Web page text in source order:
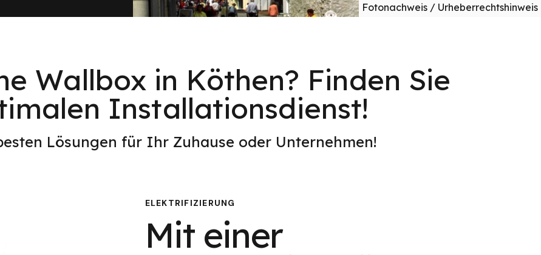
Fotonachweis / Urheberrechtshinweis
Wallbox in Köthen? Finden Sie
Installationsdienst!
Lösungen für Ihr Zuhause oder Unternehmen!
ELEKTRIFIZIERUNG
Mit einer